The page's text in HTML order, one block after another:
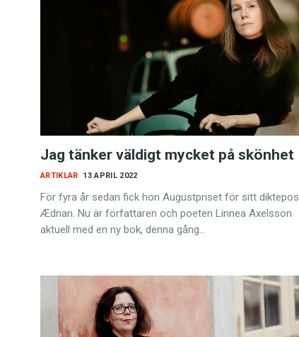
Jag tänker väldigt mycket på skönhet
13 APRIL 2022
ARTIKLAR
För fyra år sedan fick hon Augustpriset för sitt diktepos
Ædnan. Nu är författaren och poeten Linnea Axelsson
aktuell med en ny bok, denna gång…